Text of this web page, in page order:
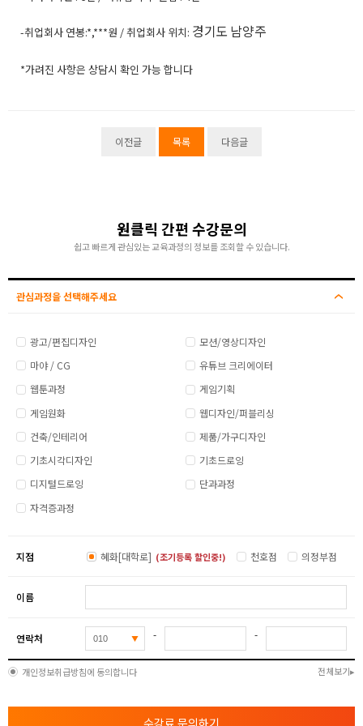
-취업회사 연봉:*,***원 / 취업회사 위치: 경기도 남양주
*가려진 사항은 상담시 확인 가능 합니다
이전글 목록 다음글
원클릭 간편 수강문의
쉽고 빠르게 관심있는 교육과정의 정보를 조회할 수 있습니다.
관심과정을 선택해주세요
광고/편집디자인
모션/영상디자인
마야 / CG
유튜브 크리에이터
웹툰과정
게임기획
게임원화
웹디자인/퍼블리싱
건축/인테리어
제품/가구디자인
기초시각디자인
기초드로잉
디지털드로잉
단과과정
자격증과정
지점 혜화[대학로] (조기등록 할인중!) 천호점 의정부점
이름
연락처 - -
개인정보취급방침에 동의합니다 전체보기
수강료 문의하기